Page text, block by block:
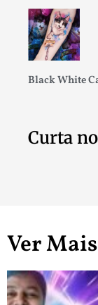
Black White
Curta
Ver